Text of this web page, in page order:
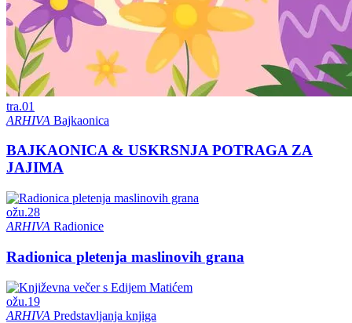
tra.01
ARHIVA Bajkaonica
BAJKAONICA & USKRSNJA POTRAGA ZA
JAJIMA
ožu.28
ARHIVA Radionice
Radionica pletenja maslinovih grana
ožu.19
ARHIVA Predstavljanja knjiga